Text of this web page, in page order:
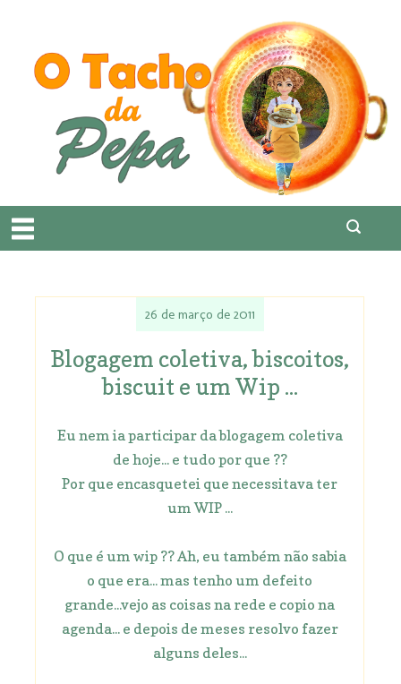
26 de março de 2011
Blogagem coletiva, biscoitos,
biscuit e um Wip ...
Eu nem ia participar da blogagem coletiva
de hoje... e tudo por que ??
Por que encasquetei que necessitava ter
um WIP ...
O que é um wip ?? Ah, eu também não sabia
o que era... mas tenho um defeito
grande...vejo as coisas na rede e copio na
agenda... e depois de meses resolvo fazer
alguns deles...